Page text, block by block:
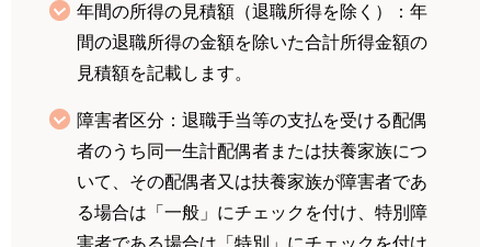
年間の所得の見積額（退職所得を除く）：年
間の退職所得の金額を除いた合計所得金額の
見積額を記載します。
障害者区分：退職手当等の支払を受ける配偶
者のうち同一生計配偶者または扶養家族につ
いて、その配偶者又は扶養家族が障害者であ
る場合は「一般」にチェックを付け、特別障
害者である場合は「特別」にチェックを付け